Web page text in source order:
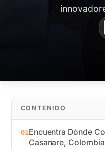
CONTENIDO
01Encuentra Dónde
Casanare,